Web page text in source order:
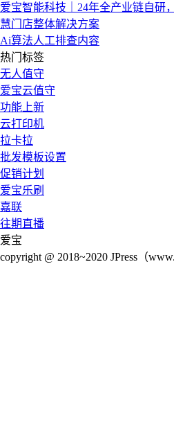
爱宝智能科技｜24年全产业链自研
慧门店整体解决方案
Ai算法人工排查内容
热门标签
无人值守
爱宝云值守
功能上新
云打印机
拉卡拉
批发模板设置
促销计划
爱宝乐刷
嘉联
往期直播
爱宝
copyright @ 2018~2020 JPress（